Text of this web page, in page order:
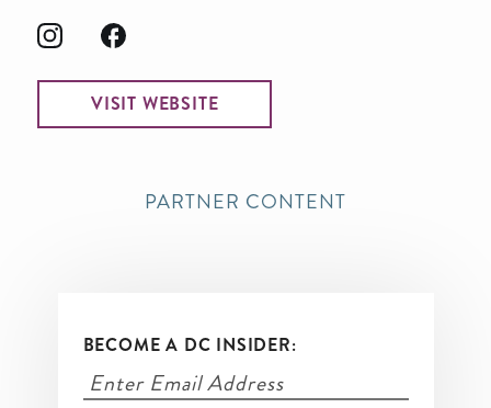
VISIT WEBSITE
PARTNER CONTENT
BECOME A DC INSIDER: